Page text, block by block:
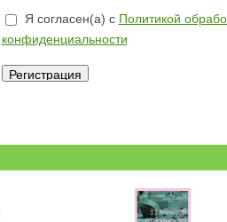
Я согласен(а) с Политикой
конфиденциальности